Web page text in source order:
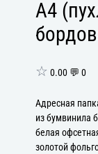
А4
☆ 0.00 💬 0
Адресная
из бумвинила
белая
золотой